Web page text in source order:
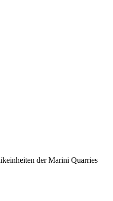
der Marini Quarries